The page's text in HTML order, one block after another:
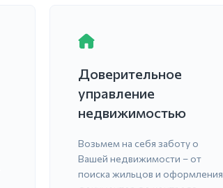
Доверительное
управление
недвижимостью
Возьмем на себя заботу о
Вашей недвижимости – от
поиска жильцов и оформления